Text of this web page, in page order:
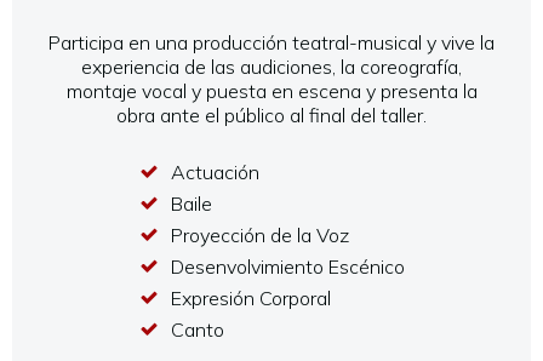
Participa en una producción teatral-musical y vive la
experiencia de las audiciones, la coreografía,
montaje vocal y puesta en escena y presenta la
obra ante el público al final del taller.
Actuación
Baile
Proyección de la Voz
Desenvolvimiento Escénico
Expresión Corporal
Canto